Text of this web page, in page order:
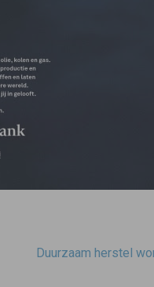
Duurzaam herstel